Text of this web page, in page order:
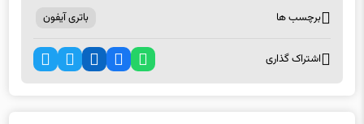
برچسب ها باتری آیفون
اشتراک گذاری